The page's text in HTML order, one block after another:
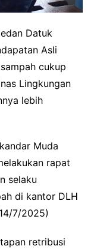
Datuk
Asli
cukup
Lingkungan
lebih
Muda
rapat
selaku
di kantor DLH
7/2025)
retribusi